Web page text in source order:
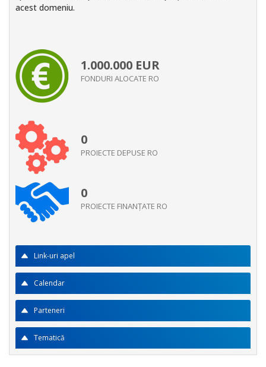
acest domeniu.
1.000.000 EUR
FONDURI ALOCATE RO
0
PROIECTE DEPUSE RO
0
PROIECTE FINANŢATE RO
Link-uri apel
Calendar
Parteneri
Tematică